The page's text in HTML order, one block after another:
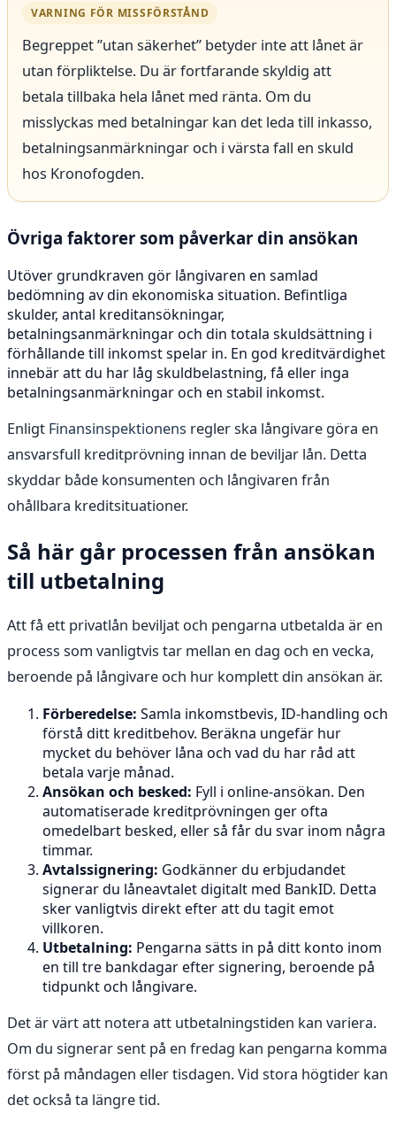
VARNING FÖR MISSFÖRSTÅND
Begreppet ”utan säkerhet” betyder inte att lånet är
utan förpliktelse. Du är fortfarande skyldig att
betala tillbaka hela lånet med ränta. Om du
misslyckas med betalningar kan det leda till inkasso,
betalningsanmärkningar och i värsta fall en skuld
hos Kronofogden.
Övriga faktorer som påverkar din ansökan
Utöver grundkraven gör långivaren en samlad
bedömning av din ekonomiska situation. Befintliga
skulder, antal kreditansökningar,
betalningsanmärkningar och din totala skuldsättning i
förhållande till inkomst spelar in. En god kreditvärdighet
innebär att du har låg skuldbelastning, få eller inga
betalningsanmärkningar och en stabil inkomst.
Enligt Finansinspektionens regler ska långivare göra en
ansvarsfull kreditprövning innan de beviljar lån. Detta
skyddar både konsumenten och långivaren från
ohållbara kreditsituationer.
Så här går processen från ansökan
till utbetalning
Att få ett privatlån beviljat och pengarna utbetalda är en
process som vanligtvis tar mellan en dag och en vecka,
beroende på långivare och hur komplett din ansökan är.
Förberedelse: Samla inkomstbevis, ID-handling och
förstå ditt kreditbehov. Beräkna ungefär hur
mycket du behöver låna och vad du har råd att
betala varje månad.
Ansökan och besked: Fyll i online-ansökan. Den
automatiserade kreditprövningen ger ofta
omedelbart besked, eller så får du svar inom några
timmar.
Avtalssignering: Godkänner du erbjudandet
signerar du låneavtalet digitalt med BankID. Detta
sker vanligtvis direkt efter att du tagit emot
villkoren.
Utbetalning: Pengarna sätts in på ditt konto inom
en till tre bankdagar efter signering, beroende på
tidpunkt och långivare.
Det är värt att notera att utbetalningstiden kan variera.
Om du signerar sent på en fredag kan pengarna komma
först på måndagen eller tisdagen. Vid stora högtider kan
det också ta längre tid.